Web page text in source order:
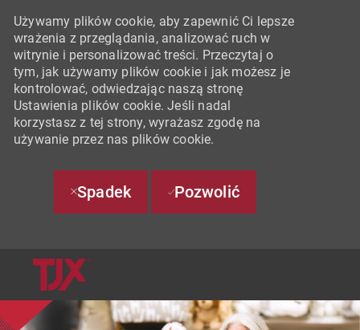
Używamy plików cookie, aby zapewnić Ci lepsze
wrażenia z przeglądania, analizować ruch w
witrynie i personalizować treści. Przeczytaj o
tym, jak używamy plików cookie i jak możesz je
kontrolować, odwiedzając naszą stronę
Ustawienia plików cookie. Jeśli nadal
korzystasz z tej strony, wyrażasz zgodę na
używanie przez nas plików cookie.
Spadek Pozwolić